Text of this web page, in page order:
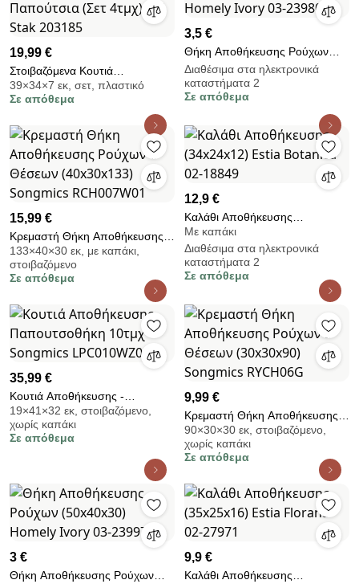
19,99 €
Στοιβαζόμενα Κουτιά
Αποθήκευσης Για Παπούτσια
(Σετ 4τμχ) F-V Stak 203185
39×34×7 εκ, σετ, πλαστικό
Σε απόθεμα
3,5 €
Θήκη Αποθήκευσης Ρούχων
(60x45x35) Homely Ivory 03-
23980
Διαθέσιμα στα ηλεκτρονικά
καταστήματα 2
Σε απόθεμα
15,99 €
Κρεμαστή Θήκη Αποθήκευσης
Ρούχων 6 Θέσεων (40x30x133)
Songmics RCH007W01
133×40×30 εκ, με καπάκι,
στοιβαζόμενο
Σε απόθεμα
12,9 €
Καλάθι Αποθήκευσης
(34x24x12) Estia Botanica 02-
18849
Με καπάκι
Διαθέσιμα στα ηλεκτρονικά
καταστήματα 2
Σε απόθεμα
35,99 €
Κουτιά Αποθήκευσης -
Παπουτσοθήκη 10τμχ Songmics
LPC010WZ01
19×41×32 εκ, στοιβαζόμενο,
χωρίς καπάκι
Σε απόθεμα
9,99 €
Κρεμαστή Θήκη Αποθήκευσης
Ρούχων 5 Θέσεων (30x30x90)
Songmics RYCH06G
90×30×30 εκ, στοιβαζόμενο,
χωρίς καπάκι
Σε απόθεμα
3 €
Θήκη Αποθήκευσης Ρούχων
9,9 €
Καλάθι Αποθήκευσης